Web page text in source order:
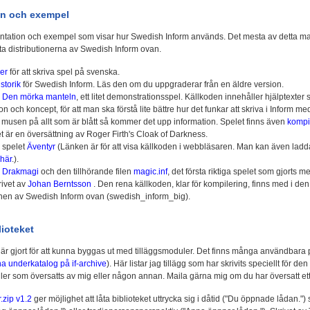
och exempel
och exempel som visar hur Swedish Inform används. Det mesta av detta
distributionerna av Swedish Inform ovan.
för att skriva spel på svenska.
för Swedish Inform. Läs den om du uppgraderar från en äldre version.
mörka manteln, ett litet demonstrationsspel. Källkoden innehåller hjälptexter
och koncept, för att man ska förstå lite bättre hur det funkar att skriva i Inform
på allt som är blått så kommer det upp information. Spelet finns även
är en översättning av Roger Firth's Cloak of Darkness.
speletÄventyr (Länken är för att visa källkoden i webbläsaren. Man kan även
här.).
Drakmagi och den tillhörande filen magic.inf, det första riktiga spelet som gjorts
av Johan Berntsson . Den rena källkoden, klar för kompilering, finns med i
av Swedish Inform ovan (swedish_inform_big).
gjort för att kunna byggas ut med tilläggsmoduler. Det finns många användbara
underkatalog på if-archive). Här listar jag tillägg som har skrivits speciellt för den
som översatts av mig eller någon annan. Maila gärna mig om du har översatt
v1.2 ger möjlighet att låta biblioteket uttrycka sig i dåtid ("Du öppnade lådan.")